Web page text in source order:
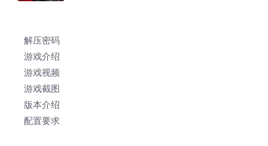
解压密码
游戏介绍
游戏视频
游戏截图
版本介绍
配置要求